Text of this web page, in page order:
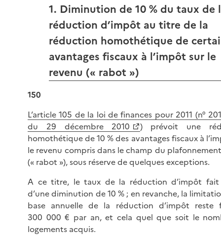
1. Diminution de 10 % du taux de
réduction d’impôt au titre de la
réduction homothétique de
avantages fiscaux à l’impôt sur le
revenu (« rabot »)
150
L’article 105 de la loi de finances pour 2011 (n°
du 29 décembre 2010
) prévoit une
homothétique de 10 % des avantages fiscaux à
le revenu compris dans le champ du
(« rabot »), sous réserve de quelques exceptions.
A ce titre, le taux de la réduction d’impôt fait
d’une diminution de 10 % ; en revanche, la
base annuelle de la réduction d’impôt reste
300 000 € par an, et cela quel que soit le
logements acquis.